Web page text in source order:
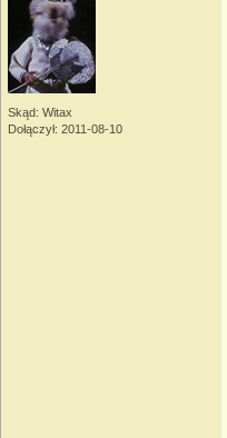
Skąd: Witax
Dołączył: 2011-08-10